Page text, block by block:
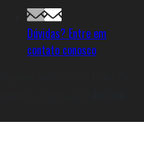
Dúvidas? Entre em
contato conosco